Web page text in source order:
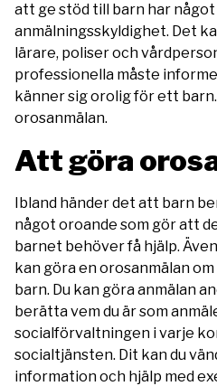
att ge stöd till barn har
anmälningsskyldighet. Det
lärare, poliser och
professionella måste
känner sig orolig för ett
orosanmälan.
Att göra
Ibland händer det att barn
något oroande som gör att
barnet behöver få hjälp.
kan göra en orosanmälan
barn. Du kan göra anmälan
berätta vem du är som
socialförvaltningen i varje
socialtjänsten. Dit kan du
information och hjälp med